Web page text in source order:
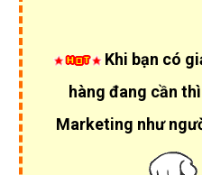
Khi bạn có
hàng đang cần
Marketing như